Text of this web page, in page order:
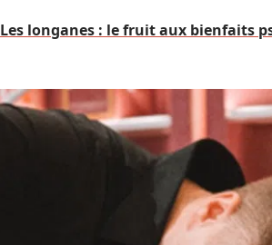
Les longanes : le fruit aux bienfaits